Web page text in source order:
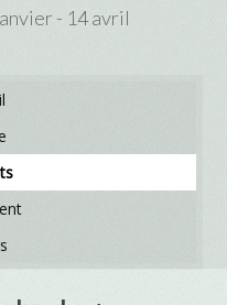
- 14 avril